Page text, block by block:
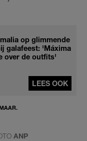
op glimmende
galafeest: 'Máxima
over de outfits'
LEES OOK
ANP